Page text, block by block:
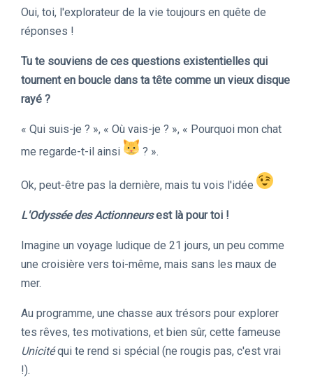
Oui, toi, l'explorateur de la vie toujours en quête de
réponses !
Tu te souviens de ces questions existentielles qui
tournent en boucle dans ta tête comme un vieux disque
rayé ?
« Qui suis-je ? », « Où vais-je ? », « Pourquoi mon chat
me regarde-t-il ainsi
? ».
Ok, peut-être pas la dernière, mais tu vois l'idée
L'Odyssée des Actionneursest là pour toi !
Imagine un voyage ludique de 21 jours, un peu comme
une croisière vers toi-même, mais sans les maux de
mer.
Au programme, une chasse aux trésors pour explorer
tes rêves, tes motivations, et bien sûr, cette fameuse
Unicitéqui te rend si spécial (ne rougis pas, c'est vrai
!).